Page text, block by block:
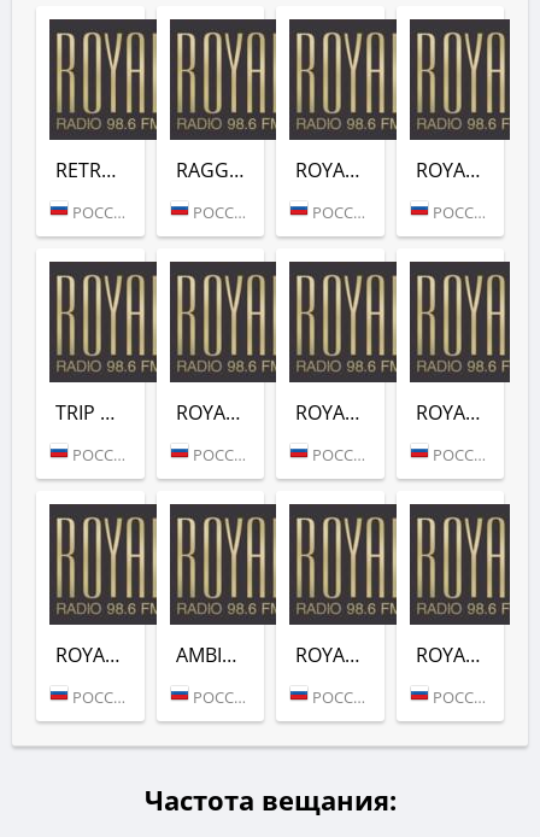
RETRO (ROYAL RADIO)
РОССИЯ (САНКТ-ПЕТЕРБУРГ)
RAGGIE (ROYAL RADIO)
РОССИЯ (САНКТ-ПЕТЕРБУРГ)
ROYAL ACTUAL HITS (ROYAL RADIO)
РОССИЯ (МОСКВА)
ROYAL DEEP HOUSE (ROYAL RADIO)
РОССИЯ (МОСКВА)
TRIP HOP (ROYAL RADIO)
РОССИЯ (МОСКВА)
ROYAL JAZZ BLUES (ROYAL RADIO)
РОССИЯ (МОСКВА)
ROYAL INSTRUMENTAL (ROYAL RADIO)
РОССИЯ (МОСКВА)
ROYAL LOUNGE (ROYAL RADIO)
РОССИЯ (МОСКВА)
ROYAL FUNK (ROYAL RADIO)
РОССИЯ (МОСКВА)
AMBIENT (ROYAL RADIO)
РОССИЯ (МОСКВА)
ROYAL DNB (ROYAL RADIO)
РОССИЯ (МОСКВА)
ROYAL ROCK (ROYAL RADIO)
РОССИЯ (МОСКВА)
Частота вещания: